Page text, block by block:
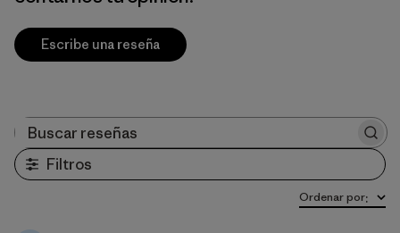
Escribe una reseña
Filtros
Ordenar por: